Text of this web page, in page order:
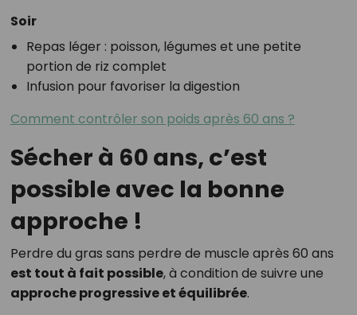
Soir
Repas léger : poisson, légumes et une petite
portion de riz complet
Infusion pour favoriser la digestion
Comment contrôler son poids après 60 ans ?
Sécher à 60 ans, c’est
possible avec la bonne
approche !
Perdre du gras sans perdre de muscle après 60 ans
est tout à fait possible, à condition de suivre une
approche progressive et équilibrée.